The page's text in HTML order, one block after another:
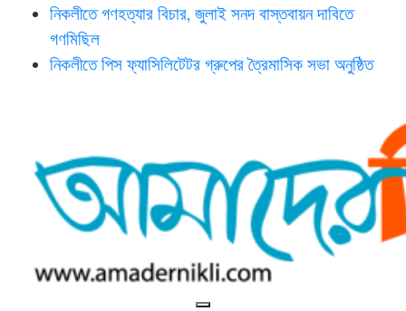
নিকলীতে গণহত্যার বিচার, জুলাই সনদ বাস্তবায়ন দাবিতে
গণমিছিল
নিকলীতে পিস ফ্যাসিলিটেটর গ্রুপের ত্রৈমাসিক সভা অনুষ্ঠিত
নিকলীর প্রথম অনলাইন সংবাদমাধ্যম